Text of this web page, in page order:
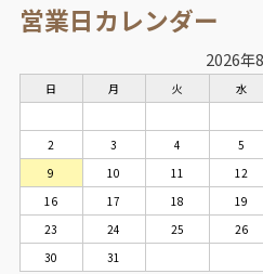
営業日カレンダー
2026年
日 月 火 水
2
3 4 5
9
10 11 12
16
17 18 19
23
24 25 26
30
31